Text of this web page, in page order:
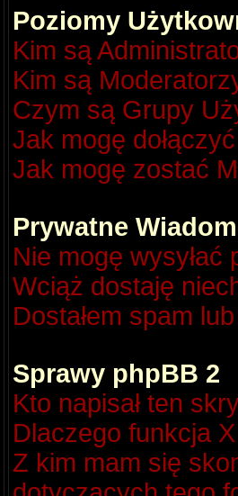
Poziomy
Kim są
Kim są
Czym są Grupy
Jak mogę
Jak mogę zostać
Prywatne
Nie mogę
Wciąż dostaję
Dostałem spam
Sprawy phpBB 2
Kto napisał ten
Dlaczego funkcja
Z kim mam się